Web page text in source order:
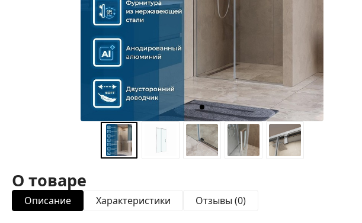
О товаре
Описание Характеристики Отзывы (0)